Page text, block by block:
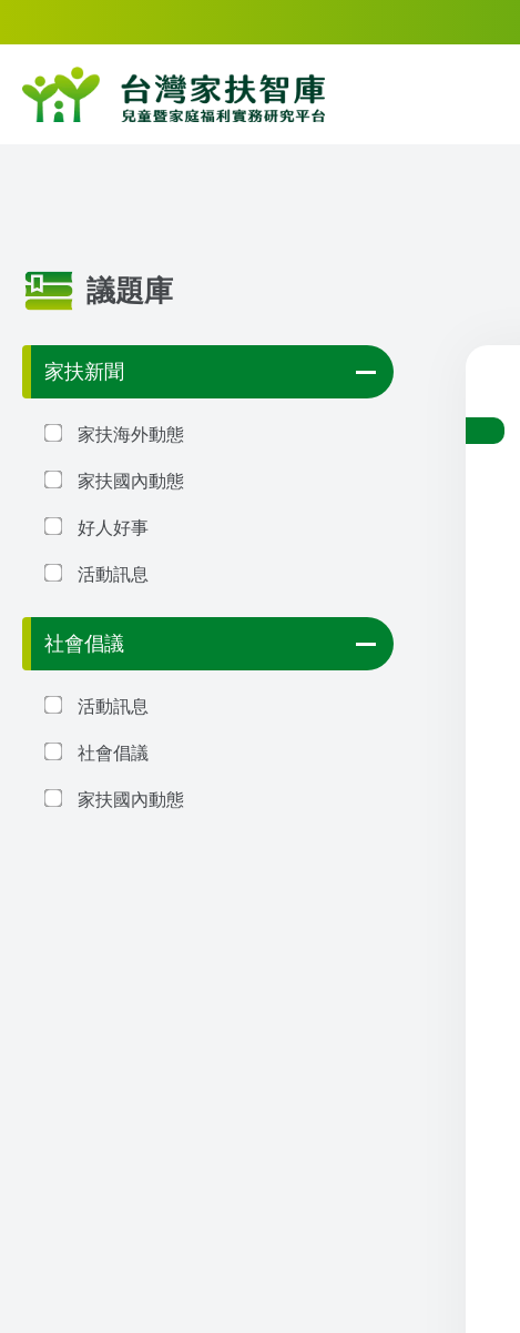
議題庫
家扶新聞
家扶海外動態
家扶國內動態
好人好事
活動訊息
社會倡議
活動訊息
社會倡議
家扶國內動態